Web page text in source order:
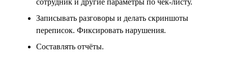
Записывать разговоры и делать скриншоты
переписок. Фиксировать нарушения.
Составлять отчёты.